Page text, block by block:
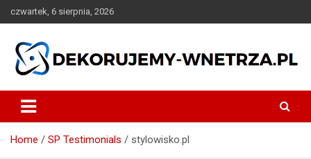
to
czwartek, 6 sierpnia, 2026
dekorujemy-wnetrza.pl
Home SP Testimonials stylowisko.pl